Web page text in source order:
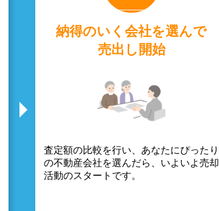
納得のいく会社を選んで
売出し開始
査定額の比較を行い、あなたにぴったり
の不動産会社を選んだら、いよいよ売却
活動のスタートです。